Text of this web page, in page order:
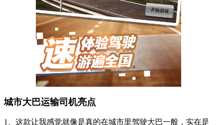
城市大巴运输司机亮点
1、这款让我感觉就像是真的在城市里驾驶大巴一般，实在是